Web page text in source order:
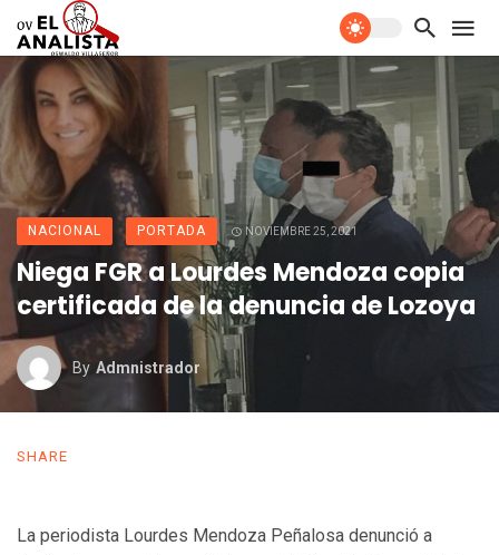
NACIONAL PORTADA NOVIEMBRE 25, 2021
Niega FGR a Lourdes Mendoza copia
certificada de la denuncia de Lozoya
By Admnistrador
SHARE
La periodista Lourdes Mendoza Peñalosa denunció a